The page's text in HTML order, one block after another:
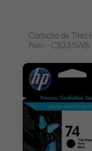
Cartucho de Tinta
Preto - CB335WB